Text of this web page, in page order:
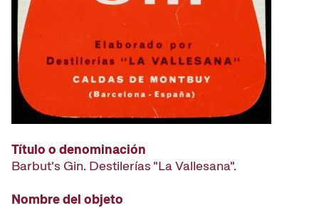
Título o denominación
Barbut's Gin. Destilerías "La Vallesana".
Nombre del objeto